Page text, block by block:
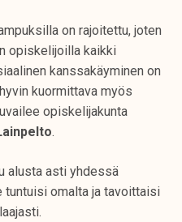
on rajoitettu, joten
opiskelijoilla kaikki
kanssakäyminen on
kuormittava myös
opiskelijakunta
.
alusta asti yhdessä
omalta ja tavoittaisi